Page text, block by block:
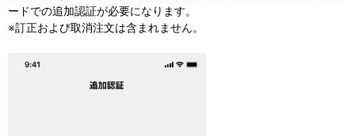
ードでの追加認証が必要になります。
※訂正および取消注文は含まれません。